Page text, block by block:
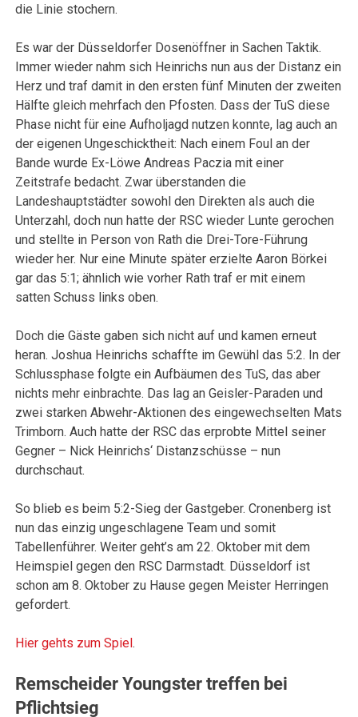
die Linie stochern.
Es war der Düsseldorfer Dosenöffner in Sachen Taktik.
Immer wieder nahm sich Heinrichs nun aus der Distanz ein
Herz und traf damit in den ersten fünf Minuten der zweiten
Hälfte gleich mehrfach den Pfosten. Dass der TuS diese
Phase nicht für eine Aufholjagd nutzen konnte, lag auch an
der eigenen Ungeschicktheit: Nach einem Foul an der
Bande wurde Ex-Löwe Andreas Paczia mit einer
Zeitstrafe bedacht. Zwar überstanden die
Landeshauptstädter sowohl den Direkten als auch die
Unterzahl, doch nun hatte der RSC wieder Lunte gerochen
und stellte in Person von Rath die Drei-Tore-Führung
wieder her. Nur eine Minute später erzielte Aaron Börkei
gar das 5:1; ähnlich wie vorher Rath traf er mit einem
satten Schuss links oben.
Doch die Gäste gaben sich nicht auf und kamen erneut
heran. Joshua Heinrichs schaffte im Gewühl das 5:2. In der
Schlussphase folgte ein Aufbäumen des TuS, das aber
nichts mehr einbrachte. Das lag an Geisler-Paraden und
zwei starken Abwehr-Aktionen des eingewechselten Mats
Trimborn. Auch hatte der RSC das erprobte Mittel seiner
Gegner – Nick Heinrichs‘ Distanzschüsse – nun
durchschaut.
So blieb es beim 5:2-Sieg der Gastgeber. Cronenberg ist
nun das einzig ungeschlagene Team und somit
Tabellenführer. Weiter geht’s am 22. Oktober mit dem
Heimspiel gegen den RSC Darmstadt. Düsseldorf ist
schon am 8. Oktober zu Hause gegen Meister Herringen
gefordert.
Hier gehts zum Spiel.
Remscheider Youngster treffen bei
Pflichtsieg